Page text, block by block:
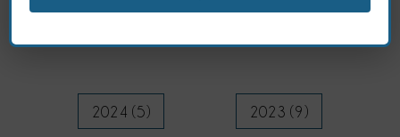
2026 (9) 2025 (5)
2024 (5) 2023 (9)